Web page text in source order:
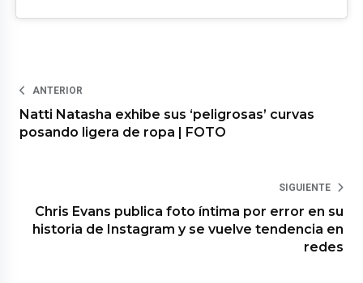
ANTERIOR
Natti Natasha exhibe sus ‘peligrosas’ curvas
posando ligera de ropa | FOTO
SIGUIENTE
Chris Evans publica foto íntima por error en su
historia de Instagram y se vuelve tendencia en
redes